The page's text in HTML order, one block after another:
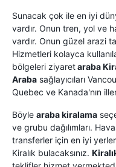
Sunacak çok ile en iyi
vardır. Onun tren, yol ve
vardır. Onun güzel arazi
Hizmetleri kolayca
bölgeleri ziyaretaraba
Araba sağlayıcıları
Quebec ve Kanada'nın
Böyle araba kiralama
ve grubu dağılımları.
transferler için en iyi
Kiralık bulacaksınız.